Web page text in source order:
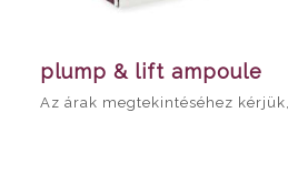
plump & lift ampoule
Az árak megtekintéséhez kérjük,